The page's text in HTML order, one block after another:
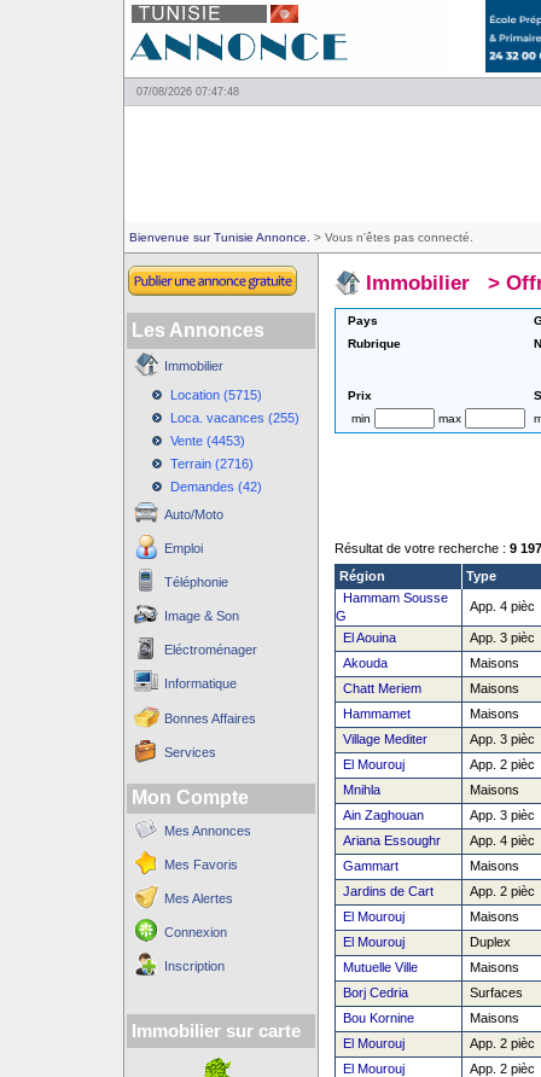
07/08/2026 07:47:48
Bienvenue sur Tunisie Annonce. > Vous n'êtes pas connecté.
Les Annonces
Immobilier
Location (5715)
Loca. vacances (255)
Vente (4453)
Terrain (2716)
Demandes (42)
Auto/Moto
Emploi
Téléphonie
Image & Son
Eléctroménager
Informatique
Bonnes Affaires
Services
Mon Compte
Mes Annonces
Mes Favoris
Mes Alertes
Connexion
Inscription
Immobilier sur carte
Immobilier >
Pays
Rubrique
Prix
min
max
Résultat de votre recherche : 9
Région
Type
Hammam Sousse
G
App. 4 pièc
El Aouina
App. 3 pièc
Akouda
Maisons
Chatt Meriem
Maisons
Hammamet
Maisons
Village Mediter
App. 3 pièc
El Mourouj
App. 2 pièc
Mnihla
Maisons
Ain Zaghouan
App. 3 pièc
Ariana Essoughr
App. 4 pièc
Gammart
Maisons
Jardins de Cart
App. 2 pièc
El Mourouj
Maisons
El Mourouj
Duplex
Mutuelle Ville
Maisons
Borj Cedria
Surfaces
Bou Kornine
Maisons
El Mourouj
App. 2 pièc
El Mourouj
App. 2 pièc